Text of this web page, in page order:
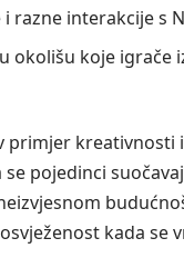
razne interakcije s
okolišu koje igrače
primjer
pojedinci
kada se